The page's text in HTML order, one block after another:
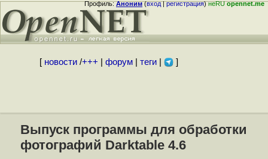
Профиль:Аноним(вход|регистрация)неRUopennet.me
[ новости/+++ форум| теги| ]
Выпуск программы для обработки
фотографий Darktable 4.6